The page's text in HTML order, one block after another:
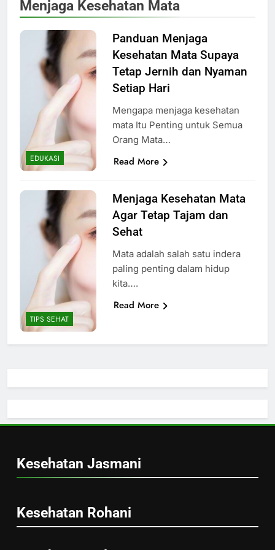
Menjaga Kesehatan Mata
EDUKASI
Panduan Menjaga
Kesehatan Mata Supaya
Tetap Jernih dan Nyaman
Setiap Hari
Mengapa menjaga kesehatan
mata Itu Penting untuk Semua
Orang Mata…
Read More
TIPS SEHAT
Menjaga Kesehatan Mata
Agar Tetap Tajam dan
Sehat
Mata adalah salah satu indera
paling penting dalam hidup
kita….
Read More
Kesehatan Jasmani
Kesehatan Rohani